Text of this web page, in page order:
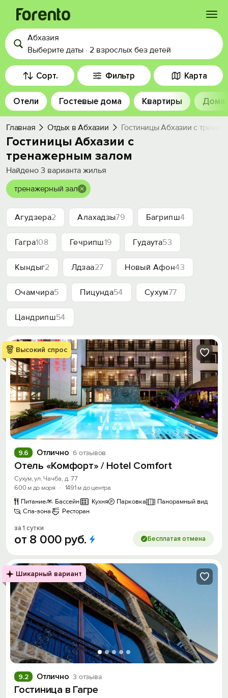
Войти
Избранное
История просмотра
Добавить свой объект
Абхазия
Выберите даты · 2 взрослых без детей
Сорт. Фильтр Карта
Отели Гостевые дома Квартиры Дома
Главная Отдых в Абхазии Гостиницы Абхазии с
Гостиницы Абхазии с
тренажерным залом
Найдено 3 варианта жилья
тренажерный зал
Агудзера2 Алахадзы79 Багрипш4
Гагра108 Гечрипш19 Гудаута53
Кындыг2 Лдзаа27 Новый Афон43
Очамчира5 Пицунда54 Сухум77
Цандрипш54
Высокий спрос
Отлично 6 отзывов
9.6
Отель «Комфорт» / Hotel Comfort
Сухум, ул. Чачба, д. 77
600 м до моря
· 1491 м до центра
Питание
Бассейн Кухня Парковка
Панорамный вид
Спа-зона
Ресторан
за 1 сутки
от 8 000 руб. Бесплатая отмена
Шикарный вариант
Отлично 3 отзыва
9.2
Гостиница в Гагре